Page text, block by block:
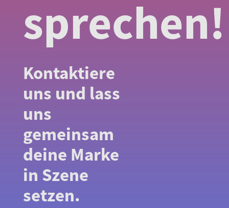
sprechen!
Kontaktiere
uns und lass
uns
gemeinsam
deine Marke
in Szene
setzen.